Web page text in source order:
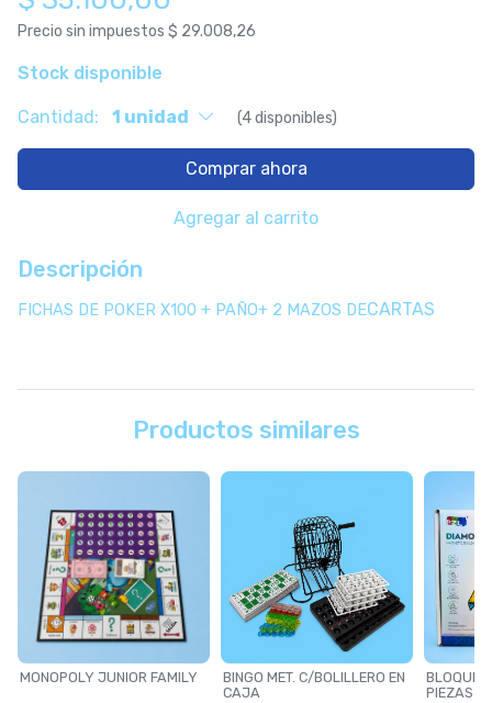
Precio sin impuestos $ 29.008,26
Stock disponible
Cantidad: 1 unidad (4 disponibles)
Comprar ahora
Agregar al carrito
Descripción
FICHAS DE POKER X100 + PAÑO+ 2 MAZOS DECARTAS
Productos similares
MONOPOLY JUNIOR FAMILY
BINGO MET. C/BOLILLERO EN
CAJA
PIEZAS